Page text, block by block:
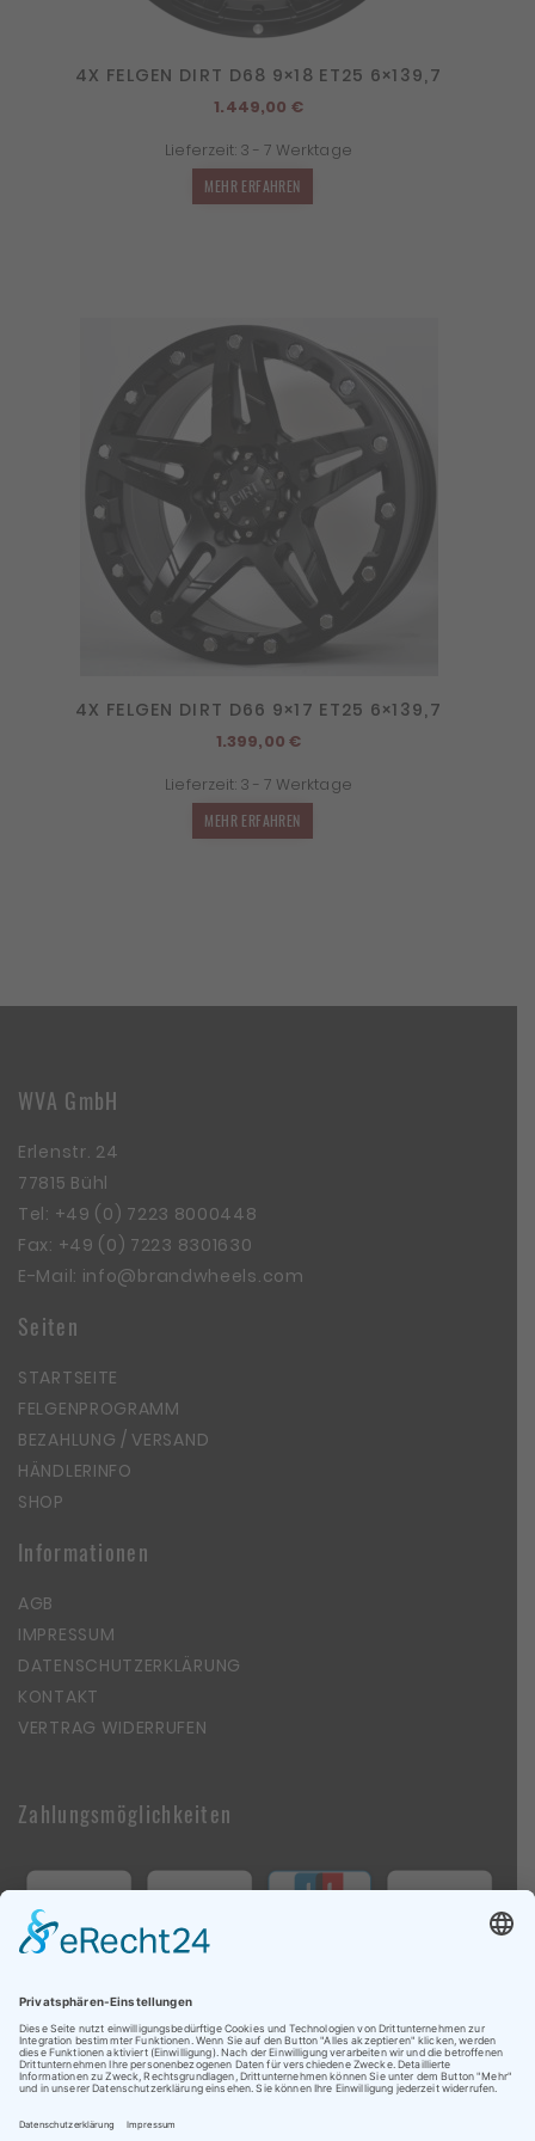
4X FELGEN DIRT D68 9×18 ET25 6×139,7
1.449,00 €
Lieferzeit: 3 - 7 Werktage
MEHR ERFAHREN
4X FELGEN DIRT D66 9×17 ET25 6×139,7
1.399,00€
Lieferzeit: 3 - 7 Werktage
MEHR ERFAHREN
WVA GmbH
Erlenstr. 24
77815 Bühl
Tel: +49 (0) 7223 8000448
Fax: +49 (0) 7223 8301630
E-Mail: info@brandwheels.com
Seiten
STARTSEITE
FELGENPROGRAMM
BEZAHLUNG / VERSAND
HÄNDLERINFO
SHOP
Informationen
AGB
IMPRESSUM
DATENSCHUTZERKLÄRUNG
KONTAKT
VERTRAG WIDERRUFEN
Zahlungsmöglichkeiten